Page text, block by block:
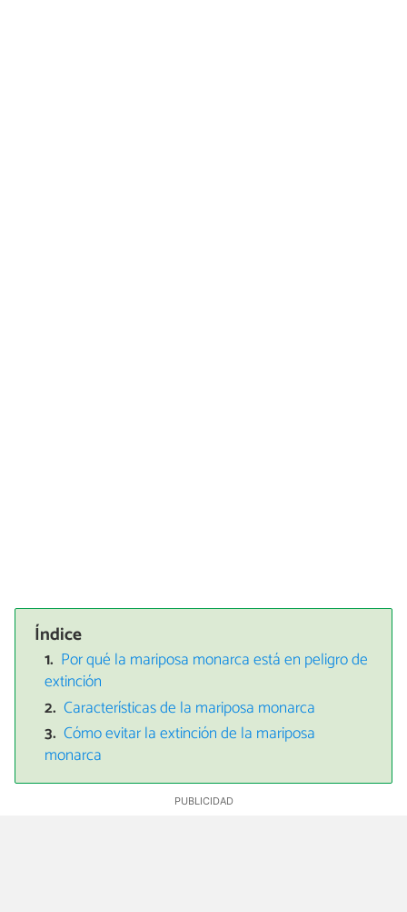
Índice
Por qué la mariposa monarca está en peligro de
extinción
Características de la mariposa monarca
Cómo evitar la extinción de la mariposa
monarca